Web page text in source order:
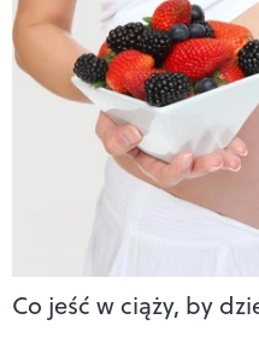
Co jeść w ciąży, by